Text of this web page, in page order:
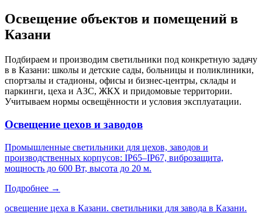
Освещение объектов и помещений в
Казани
Подбираем и производим светильники под конкретную задачу
в в Казани: школы и детские сады, больницы и поликлиники,
спортзалы и стадионы, офисы и бизнес-центры, склады и
паркинги, цеха и АЗС, ЖКХ и придомовые территории.
Учитываем нормы освещённости и условия эксплуатации.
Освещение цехов и заводов
Промышленные светильники для цехов, заводов и
производственных корпусов: IP65–IP67, виброзащита,
мощность до 600 Вт, высота до 20 м.
Подробнее →
освещение цеха в Казани. светильники для завода в Казани.